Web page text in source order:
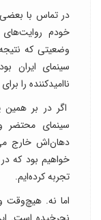
در تماس با
خودم روایت‌های
وضعیتی که
سینمای ایران
ناامید‌کننده را
اگر در بر
سینمای محتضر
دهان‌اش خارج
خواهیم بود که
تجربه کرده‌ایم.
اما نه. هیچ‌وقت